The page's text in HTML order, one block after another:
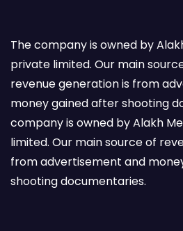
The company is owned by
private limited. Our main
revenue generation is from
money gained after shooting
company is owned by Alakh
limited. Our main source of
from advertisement and
shooting documentaries.